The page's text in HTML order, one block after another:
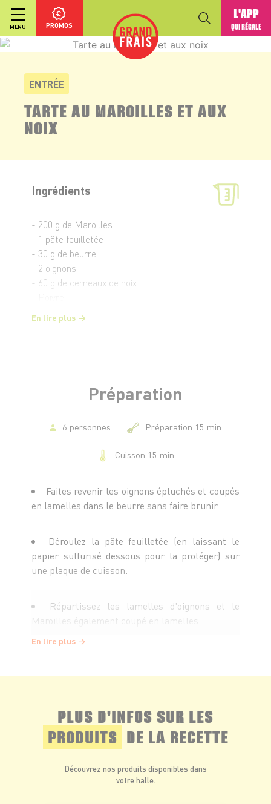
MENU PROMOS
L'APP
QUI RÉGALE
ENTRÉE
TARTE AU MAROILLES ET AUX
NOIX
Ingrédients
- 200 g de Maroilles
- 1 pâte feuilletée
- 30 g de beurre
- 2 oignons
- 60 g de cerneaux de noix
En lire plus
Préparation
6 personnes Préparation 15 min
Cuisson 15 min
Faites revenir les oignons épluchés et coupés
en lamelles dans le beurre sans faire brunir.
Déroulez la pâte feuilletée (en laissant le
papier sulfurisé dessous pour la protéger) sur
une plaque de cuisson.
Répartissez les lamelles d'oignons et le
Maroilles également coupé en lamelles.
Mettez cuire à four chaud 15 min environ.
En lire plus
PLUS D'INFOS SUR LES
PRODUITS DE LA RECETTE
Découvrez nos produits disponibles dans
votre halle.